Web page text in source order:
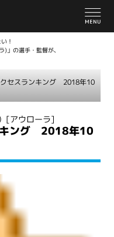
！
」の選手・監督が、
セスランキング 2018年10
[アウローラ]
キング 2018年10